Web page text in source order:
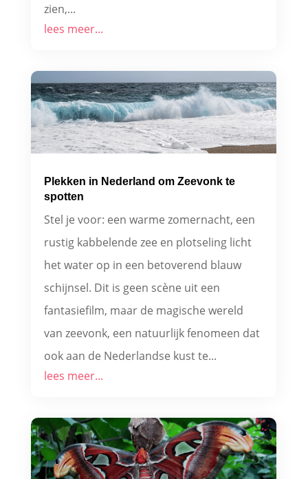
zien,...
lees meer...
Plekken in Nederland om Zeevonk te
spotten
Stel je voor: een warme zomernacht, een
rustig kabbelende zee en plotseling licht
het water op in een betoverend blauw
schijnsel. Dit is geen scène uit een
fantasiefilm, maar de magische wereld
van zeevonk, een natuurlijk fenomeen dat
ook aan de Nederlandse kust te...
lees meer...